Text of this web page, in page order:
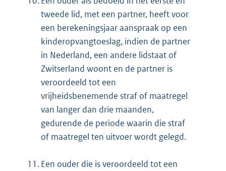
tweede lid, met een partner, heeft voor
een berekeningsjaar aanspraak op een
kinderopvangtoeslag, indien de partner
in Nederland, een andere lidstaat of
Zwitserland woont en de partner is
veroordeeld tot een
vrijheidsbenemende straf of maatregel
van langer dan drie maanden,
gedurende de periode waarin die straf
of maatregel ten uitvoer wordt gelegd.
11.Een ouder die is veroordeeld tot een